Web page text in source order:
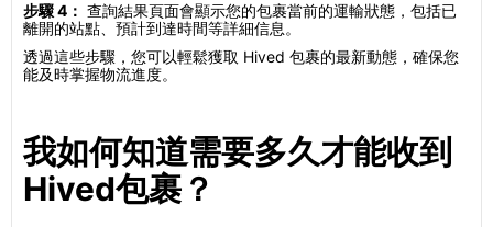
步驟 4： 查詢結果頁面會顯示您的包裹當前的運輸狀態，包括已
離開的站點、預計到達時間等詳細信息。
透過這些步驟，您可以輕鬆獲取 Hived 包裹的最新動態，確保您
能及時掌握物流進度。
我如何知道需要多久才能收到
Hived包裹？